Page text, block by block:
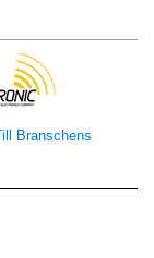
Branschens